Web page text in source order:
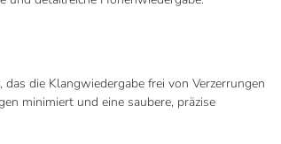
die Klangwiedergabe frei von Verzerrungen
minimiert und eine saubere, präzise